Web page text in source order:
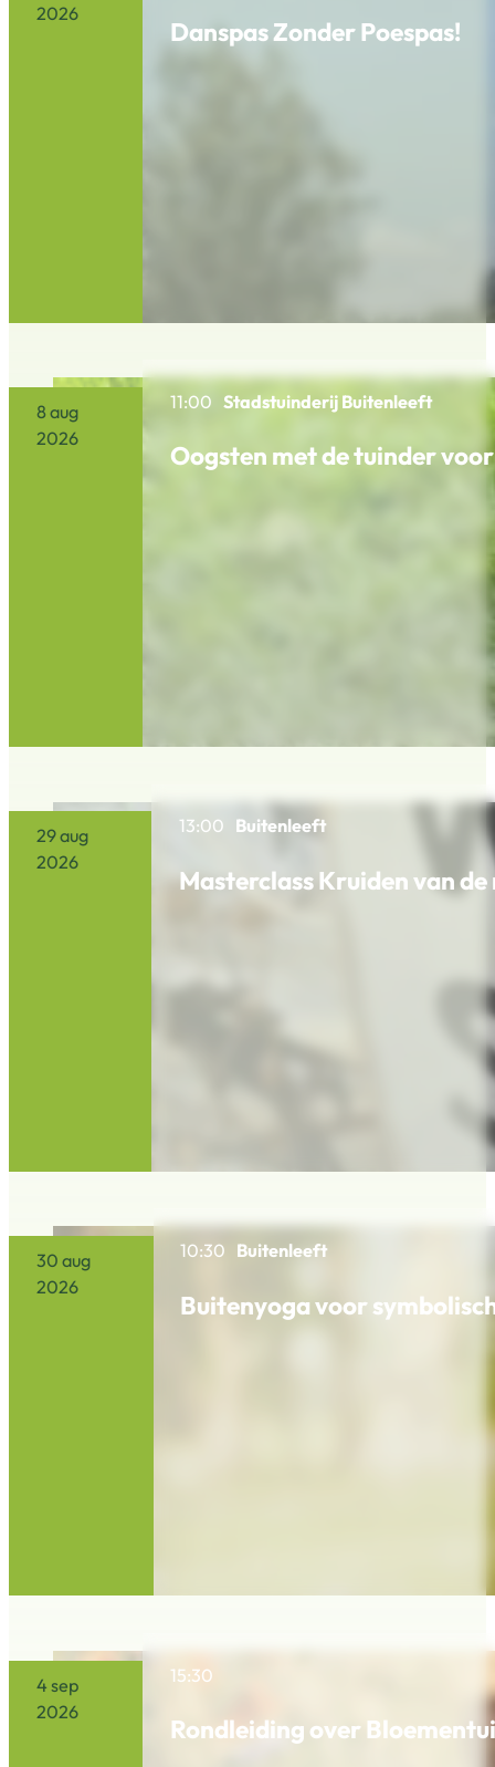
2026
Danspas Zonder Poespas!
8 aug
2026
11:00 Stadstuinderij Buitenleeft
Oogsten met de tuinder
29 aug
2026
13:00 Buitenleeft
Masterclass Kruiden van
30 aug
2026
10:30 Buitenleeft
Buitenyoga voor
4 sep
2026
15:30
Rondleiding over